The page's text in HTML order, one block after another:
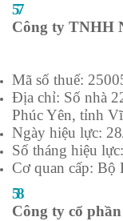
57
Công ty TNHH
Mã số thuế:
Địa chỉ: Số nhà
Phúc Yên, tỉnh
Ngày hiệu lực:
Số tháng hiệu
Cơ quan cấp:
58
Công ty cổ